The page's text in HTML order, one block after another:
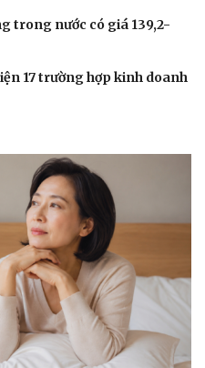
trong nước có giá 139,2-
17 trường hợp kinh doanh